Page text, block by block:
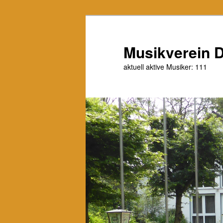
Musikverein
aktuell aktive Musiker: 111